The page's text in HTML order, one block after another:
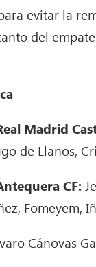
evitar la
del
Madrid
de Llanos,
CF:
Fomeyem,
Cánovas